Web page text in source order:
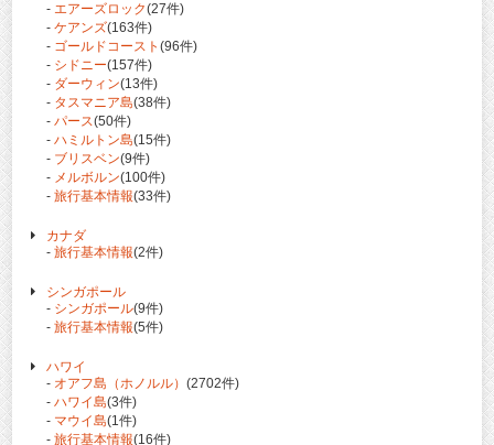
- エアーズロック(27件)
- ケアンズ(163件)
- ゴールドコースト (96件)
- シドニー(157件)
- ダーウィン(13件)
- タスマニア島(38件)
- パース(50件)
- ハミルトン島(15件)
- ブリスベン(9件)
- メルボルン(100件)
- 旅行基本情報(33件)
カナダ
- 旅行基本情報(2件)
シンガポール
- シンガポール(9件)
- 旅行基本情報(5件)
ハワイ
- オアフ島（ホノルル） (2702件)
- ハワイ島(3件)
- マウイ島(1件)
- 旅行基本情報(16件)